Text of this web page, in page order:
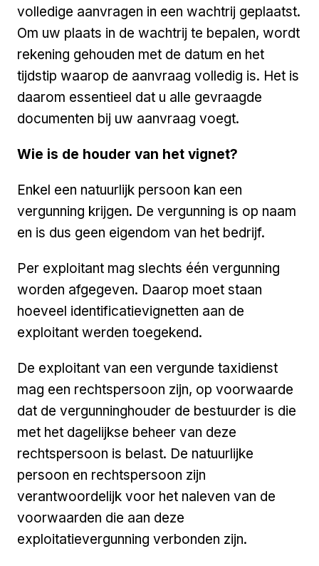
volledige aanvragen in een wachtrij geplaatst.
Om uw plaats in de wachtrij te bepalen, wordt
rekening gehouden met de datum en het
tijdstip waarop de aanvraag volledig is. Het is
daarom essentieel dat u alle gevraagde
documenten bij uw aanvraag voegt.
Wie is de houder van het vignet?
Enkel een natuurlijk persoon kan een
vergunning krijgen. De vergunning is op naam
en is dus geen eigendom van het bedrijf.
Per exploitant mag slechts één vergunning
worden afgegeven. Daarop moet staan
hoeveel identificatievignetten aan de
exploitant werden toegekend.
De exploitant van een vergunde taxidienst
mag een rechtspersoon zijn, op voorwaarde
dat de vergunninghouder de bestuurder is die
met het dagelijkse beheer van deze
rechtspersoon is belast. De natuurlijke
persoon en rechtspersoon zijn
verantwoordelijk voor het naleven van de
voorwaarden die aan deze
exploitatievergunning verbonden zijn.